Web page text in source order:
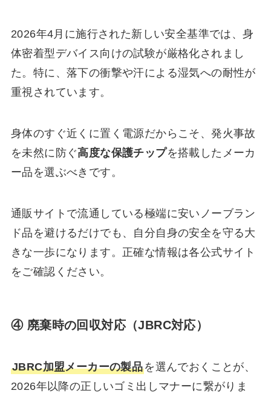
2026年4月に施行された新しい安全基準では、身
体密着型デバイス向けの試験が厳格化されまし
た。特に、落下の衝撃や汗による湿気への耐性が
重視されています。
身体のすぐ近くに置く電源だからこそ、発火事故
を未然に防ぐ高度な保護チップを搭載したメーカ
ー品を選ぶべきです。
通販サイトで流通している極端に安いノーブラン
ド品を避けるだけでも、自分自身の安全を守る大
きな一歩になります。正確な情報は各公式サイト
をご確認ください。
④ 廃棄時の回収対応（JBRC対応）
JBRC加盟メーカーの製品を選んでおくことが、
2026年以降の正しいゴミ出しマナーに繋がりま